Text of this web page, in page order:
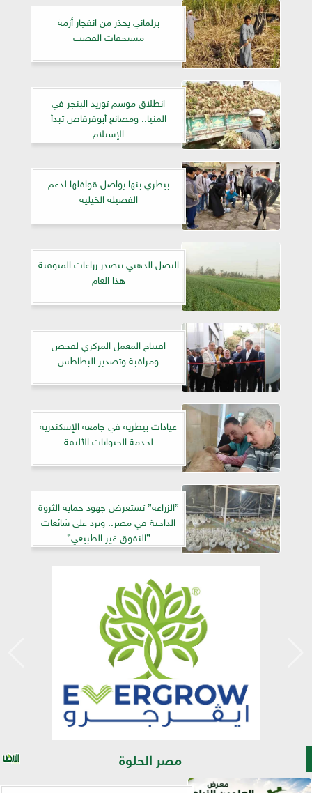
برلماني يحذر من انفجار أزمة
مستحقات القصب
انطلاق موسم توريد البنجر في
المنيا.. ومصانع أبوقرقاص تبدأ
الإستلام
بيطري بنها يواصل قوافلها لدعم
الفصيلة الخيلية
البصل الذهبي يتصدر زراعات المنوفية
هذا العام
افتتاح المعمل المركزي لفحص
ومراقبة وتصدير البطاطس
عيادات بيطرية في جامعة الإسكندرية
لخدمة الحيوانات الأليفة
”الزراعة” تستعرض جهود حماية الثروة
الداجنة في مصر.. وترد على شائعات
”النفوق غير الطبيعي”
مصر الحلوة